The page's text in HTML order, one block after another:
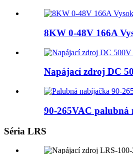
8KW 0-48V 166A
Napájací zdroj DC
90-265VAC palubná
Séria LRS